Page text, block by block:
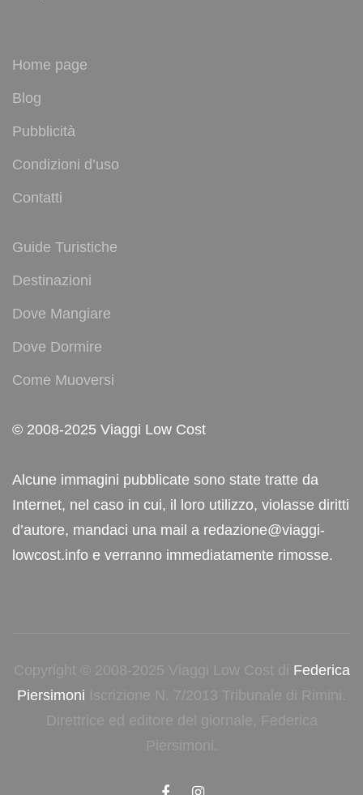
Home page
Blog
Pubblicità
Condizioni d’uso
Contatti
Guide Turistiche
Destinazioni
Dove Mangiare
Dove Dormire
Come Muoversi
© 2008-2025 Viaggi Low Cost
Alcune immagini pubblicate sono state tratte da
Internet, nel caso in cui, il loro utilizzo, violasse diritti
d’autore, mandaci una mail a redazione@viaggi-
lowcost.info e verranno immediatamente rimosse.
Copyright © 2008-2025 Viaggi Low Cost di Federica
Piersimoni Iscrizione N. 7/2013 Tribunale di Rimini.
Direttrice ed editore del giornale, Federica
Piersimoni.